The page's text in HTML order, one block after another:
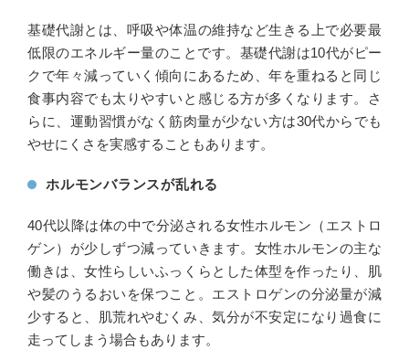
基礎代謝とは、呼吸や体温の維持など生きる上で必要最
低限のエネルギー量のことです。基礎代謝は10代がピー
クで年々減っていく傾向にあるため、年を重ねると同じ
食事内容でも太りやすいと感じる方が多くなります。さ
らに、運動習慣がなく筋肉量が少ない方は30代からでも
やせにくさを実感することもあります。
ホルモンバランスが乱れる
40代以降は体の中で分泌される女性ホルモン（エストロ
ゲン）が少しずつ減っていきます。女性ホルモンの主な
働きは、女性らしいふっくらとした体型を作ったり、肌
や髪のうるおいを保つこと。エストロゲンの分泌量が減
少すると、肌荒れやむくみ、気分が不安定になり過食に
走ってしまう場合もあります。